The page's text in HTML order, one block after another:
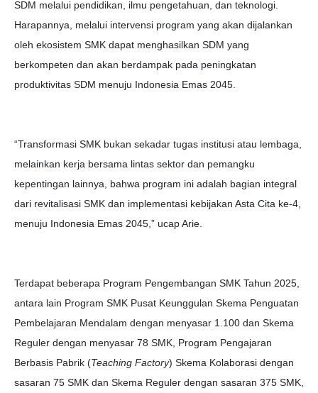
SDM melalui pendidikan, ilmu pengetahuan, dan teknologi.
Harapannya, melalui intervensi program yang akan dijalankan
oleh ekosistem SMK dapat menghasilkan SDM yang
berkompeten dan akan berdampak pada peningkatan
produktivitas SDM menuju Indonesia Emas 2045.
“Transformasi SMK bukan sekadar tugas institusi atau lembaga,
melainkan kerja bersama lintas sektor dan pemangku
kepentingan lainnya, bahwa program ini adalah bagian integral
dari revitalisasi SMK dan implementasi kebijakan Asta Cita ke-4,
menuju Indonesia Emas 2045,” ucap Arie.
Terdapat beberapa Program Pengembangan SMK Tahun 2025,
antara lain Program SMK Pusat Keunggulan Skema Penguatan
Pembelajaran Mendalam dengan menyasar 1.100 dan Skema
Reguler dengan menyasar 78 SMK, Program Pengajaran
Berbasis Pabrik (Teaching Factory) Skema Kolaborasi dengan
sasaran 75 SMK dan Skema Reguler dengan sasaran 375 SMK,